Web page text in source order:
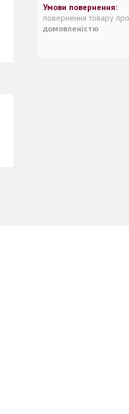
повернення товару
домовленістю